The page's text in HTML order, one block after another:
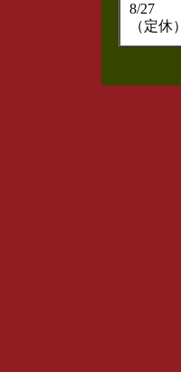
8/27
（定休）